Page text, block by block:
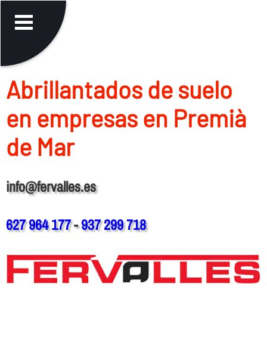
Abrillantados de suelo
en empresas en Premià
de Mar
info@fervalles.es
627 964 177-937 299 718